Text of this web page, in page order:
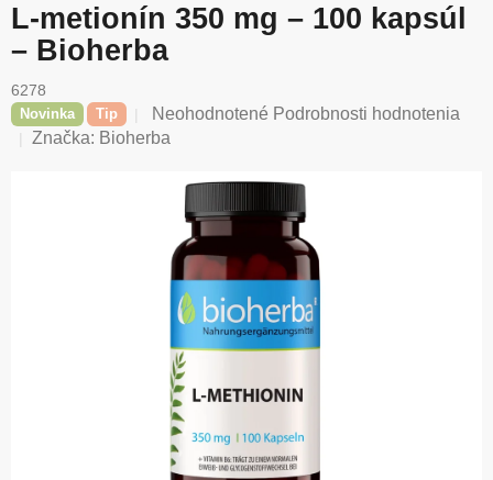
L-metionín 350 mg – 100 kapsúl
– Bioherba
6278
Novinka Tip
Priemerné
hodnotenie
hviezdičiek.
Neohodnotené Podrobnosti hodnotenia
Značka: Bioherba